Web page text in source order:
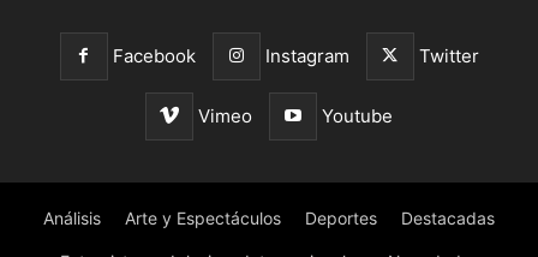
Facebook Instagram Twitter
Vimeo Youtube
Análisis Arte y Espectáculos Deportes Destacadas